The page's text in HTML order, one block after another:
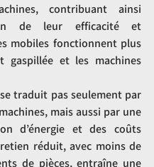
contribuant ainsi
de leur efficacité et
mobiles fonctionnent plus
gaspillée et les machines
traduit pas seulement par
mais aussi par une
d’énergie et des coûts
réduit, avec moins de
de pièces, entraîne une